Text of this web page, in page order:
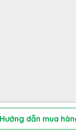
Hướng dẫn mua